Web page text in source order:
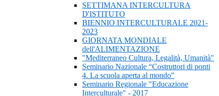
SETTIMANA INTERCULTURA
D'ISTITUTO
BIENNIO INTERCULTURALE 2021-
2023
GIORNATA MONDIALE
dell'ALIMENTAZIONE
"Mediterraneo Cultura, Legalità, Umanità"
Seminario Nazionale “Costruttori di ponti
4. La scuola aperta al mondo"
Seminario Regionale "Educazione
Interculturale" - 2017